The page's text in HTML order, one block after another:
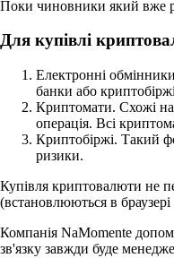
Поки чиновники який вже
Для купівлі
Електронні
банки або
Криптомати. Схожі на
операція. Всі
Криптобіржі. Такий
ризики.
Купівля криптовалюти не
(встановлюються в
Компанія NaMomente
зв'язку завжди буде